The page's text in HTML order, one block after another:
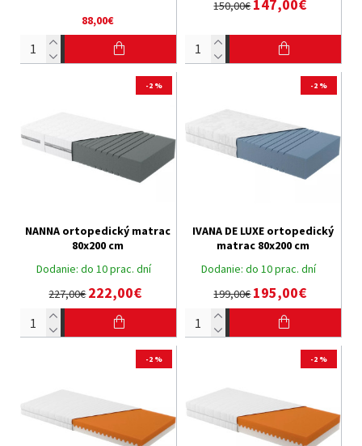
88,00€
150,00€147,00€
-2 %
Dodanie: do 10 prac. dní
NANNA ortopedický matrac
80x200 cm
227,00€222,00€
-2 %
Dodanie: do 10 prac. dní
IVANA DE LUXE ortopedický
matrac 80x200 cm
199,00€195,00€
-2 % -2 %